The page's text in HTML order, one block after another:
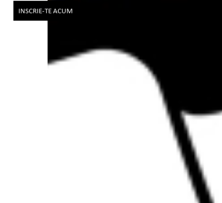
INSCRIE-TE ACUM